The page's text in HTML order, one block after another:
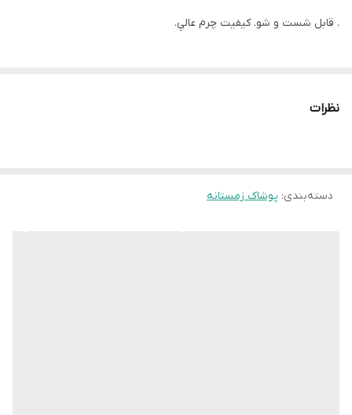
سایز 3XL
. قابل شست و شو. كيفيت چرم عالي.
نظرات
دسته‌بندی: پوشاک زمستانه